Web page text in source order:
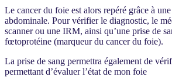
Le cancer du foie est alors repéré grâce à
abdominale. Pour vérifier le diagnostic, le
scanner ou une IRM, ainsi qu’une prise de
fœtoprotéine (marqueur du cancer du foie).
La prise de sang permettra également de
permettant d’évaluer l’état de mon foie